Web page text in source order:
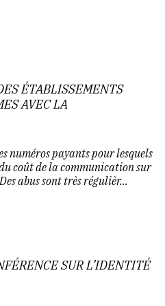
ÉTABLISSEMENTS
AVEC LA
numéros payants pour lesquels
coût de la communication sur
abus sont très régulièr...
SUR L’IDENTITÉ